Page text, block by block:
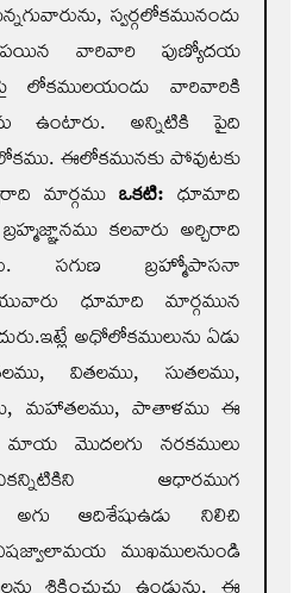
స్వర్గలోకమునందు
పయిన వారివారి పుణ్యోదయ
లోకములయందు వారివారికి
ఉంటారు. అన్నిటికి పైది
ఈలోకమునకు పోవుటకు
మార్గము ఒకటి: ధూమాది
కలవారు అర్చిరాది
సగుణ బ్రహ్మోపాసనా
ధూమాది మార్గమున
అధోలోకములును ఏడు
వితలము, సుతలము,
మహాతలము, పాతాళము ఈ
మాయ మొదలగు నరకములు
ఆధారముగ
అగు ఆదిశేషుఉడు నిలిచి
ముఖములనుండి
శిక్షించుచు ఉండును. ఈ